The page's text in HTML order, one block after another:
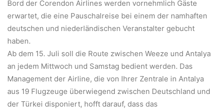
Bord der Corendon Airlines werden vornehmlich Gäste
erwartet, die eine Pauschalreise bei einem der namhaften
deutschen und niederländischen Veranstalter gebucht
haben.
Ab dem 15. Juli soll die Route zwischen Weeze und Antalya
an jedem Mittwoch und Samstag bedient werden. Das
Management der Airline, die von Ihrer Zentrale in Antalya
aus 19 Flugzeuge überwiegend zwischen Deutschland und
der Türkei disponiert, hofft darauf, dass das